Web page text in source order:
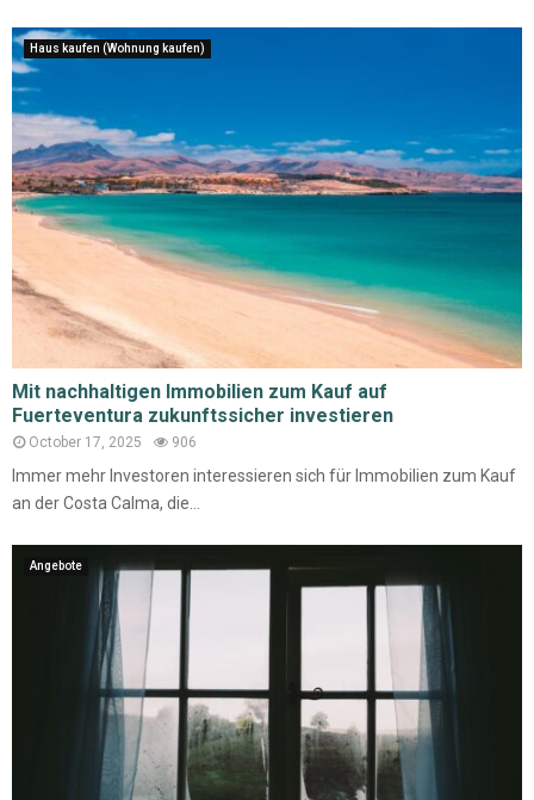
Haus kaufen (Wohnung kaufen)
Mit nachhaltigen Immobilien zum Kauf auf
Fuerteventura zukunftssicher investieren
October 17, 2025 906
Immer mehr Investoren interessieren sich für Immobilien zum Kauf
an der Costa Calma, die...
Angebote